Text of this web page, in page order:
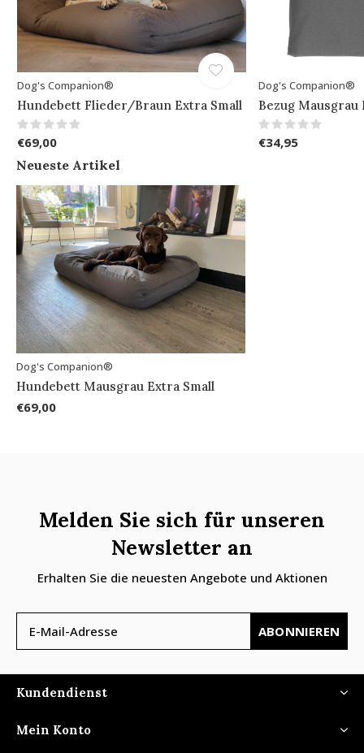
Dog's Companion®
Hundebett Flieder/Braun Extra Small
€69,00
Dog's Companion®
Bezug Mausgrau
€34,95
Neueste Artikel
Dog's Companion®
Hundebett Mausgrau Extra Small
€69,00
Melden Sie sich für unseren
Newsletter an
Erhalten Sie die neuesten Angebote und Aktionen
ABONNIEREN
Kundendienst
Mein Konto